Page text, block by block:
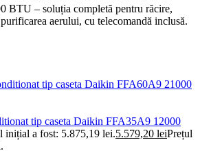
BTU – soluția completă pentru răcire,
aerului, cu telecomandă inclusă.
tip caseta Daikin FFA35A9 12000
inițial a fost: 5.875,19 lei.5.579,20 leiPrețul